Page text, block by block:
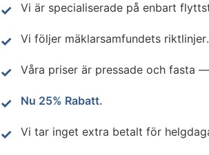
Vi är specialiserade på enbart
Vi följer mäklarsamfundets riktlinjer.
Våra priser är pressade och fasta
Nu 25% Rabatt.
Vi tar inget extra betalt för